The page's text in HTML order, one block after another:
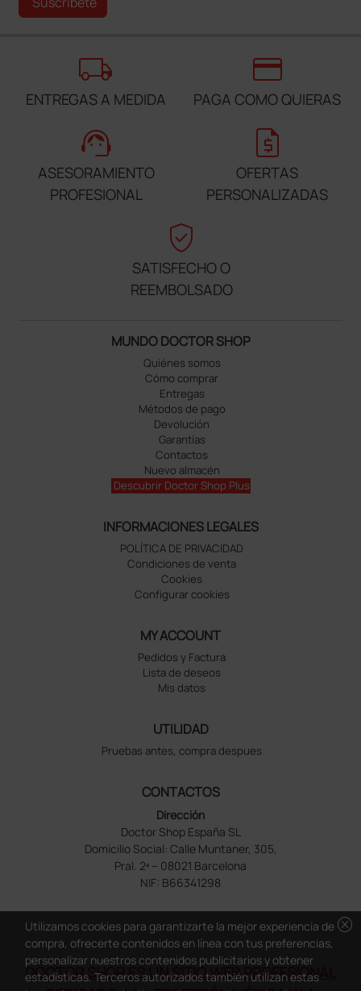
local_shipping
ENTREGAS A MEDIDA
credit_card
PAGA COMO QUIERAS
support_agent
ASESORAMIENTO
PROFESIONAL
request_quote
OFERTAS
PERSONALIZADAS
verified_user
SATISFECHO O
REEMBOLSADO
MUNDO DOCTOR SHOP
Quiénes somos
Cómo comprar
Entregas
Métodos de pago
Devolución
Garantías
Contactos
Nuevo almacén
Descubrir Doctor Shop Plus
INFORMACIONES LEGALES
POLÍTICA DE PRIVACIDAD
Condiciones de venta
Cookies
Configurar cookies
MY ACCOUNT
Pedidos y Factura
Lista de deseos
Mis datos
UTILIDAD
Pruebas antes, compra despues
CONTACTOS
Dirección
Doctor Shop España SL
Domicilio Social: Calle Muntaner, 305,
Pral. 2ª – 08021 Barcelona
NIF: B66341298
DOCTOR SHOP ES UN SITIO WEB PROFESIONAL
cancel
Utilizamos cookies para garantizarte la mejor experiencia de
compra, ofrecerte contenidos en línea con tus preferencias,
personalizar nuestros contenidos publicitarios y obtener
estadísticas. Terceros autorizados también utilizan estas